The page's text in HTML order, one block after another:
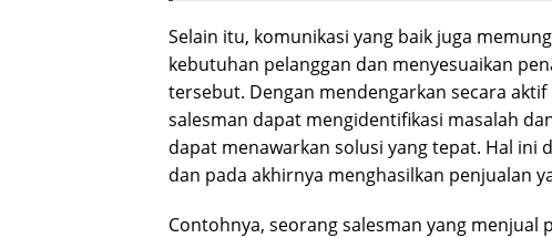
Selain itu, komunikasi yang baik juga
kebutuhan pelanggan dan menyesuaikan
tersebut. Dengan mendengarkan secara
salesman dapat mengidentifikasi masalah
dapat menawarkan solusi yang tepat. Hal ini
dan pada akhirnya menghasilkan penjualan
Contohnya, seorang salesman yang